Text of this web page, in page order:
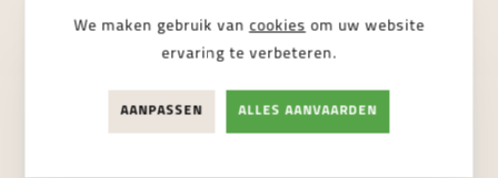
We maken gebruik van cookies om uw website
ervaring te verbeteren.
AANPASSEN ALLES AANVAARDEN